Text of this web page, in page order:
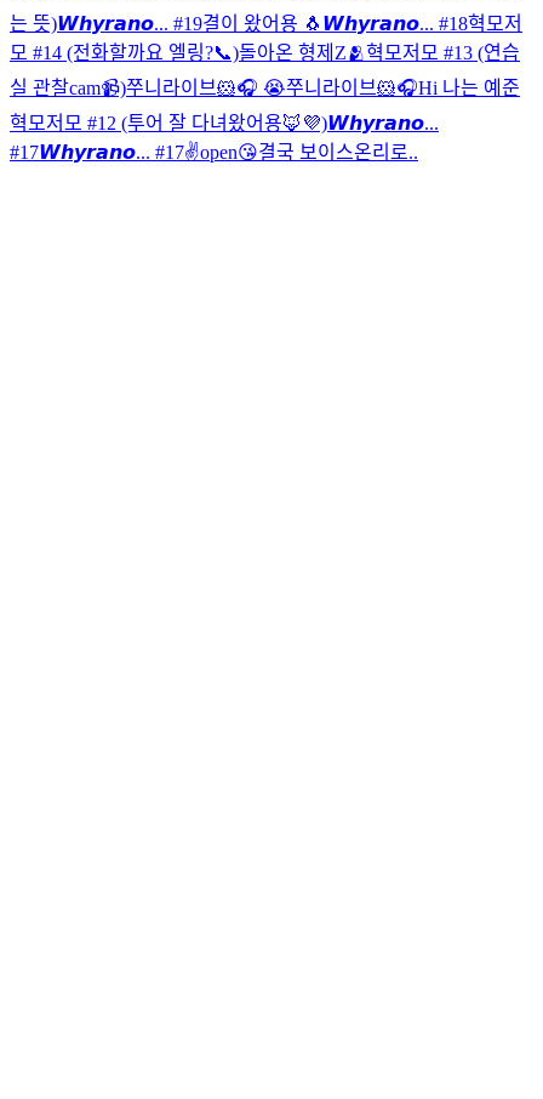
는 뜻)𝙒𝙝𝙮𝙧𝙖𝙣𝙤... #19결이 왔어용 🐧 𝙒𝙝𝙮𝙧𝙖𝙣𝙤... #18혁모저
모 #14 (전화할까요 엘링?📞)돌아온 형제Z🫂혁모저모 #13 (연습
실 관찰cam📹)쭈니라이브🐹🎧 😭쭈니라이브🐹🎧Hi 나는 예준
혁모저모 #12 (투어 잘 다녀왔어용🦊💜)𝙒𝙝𝙮𝙧𝙖𝙣𝙤...
#17𝙒𝙝𝙮𝙧𝙖𝙣𝙤... #17✌️open😘결국 보이스온리로..